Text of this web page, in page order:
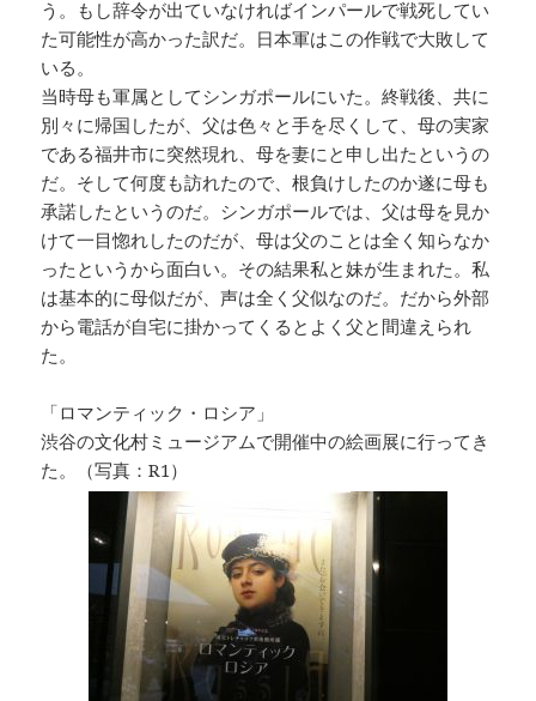
う。もし辞令が出ていなければインパールで戦死してい
た可能性が高かった訳だ。日本軍はこの作戦で大敗して
いる。
当時母も軍属としてシンガポールにいた。終戦後、共に
別々に帰国したが、父は色々と手を尽くして、母の実家
である福井市に突然現れ、母を妻にと申し出たというの
だ。そして何度も訪れたので、根負けしたのか遂に母も
承諾したというのだ。シンガポールでは、父は母を見か
けて一目惚れしたのだが、母は父のことは全く知らなか
ったというから面白い。その結果私と妹が生まれた。私
は基本的に母似だが、声は全く父似なのだ。だから外部
から電話が自宅に掛かってくるとよく父と間違えられ
た。
「ロマンティック・ロシア」
渋谷の文化村ミュージアムで開催中の絵画展に行ってき
た。（写真：R1）